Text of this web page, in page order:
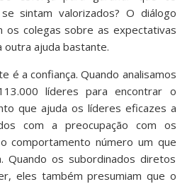
sintam valorizados? O diálogo
os colegas sobre as expectativas
ajuda bastante.
é a confiança. Quando analisamos
líderes para encontrar o
que ajuda os líderes eficazes a
com a preocupação com os
comportamento número um que
Quando os subordinados diretos
eles também presumiam que o